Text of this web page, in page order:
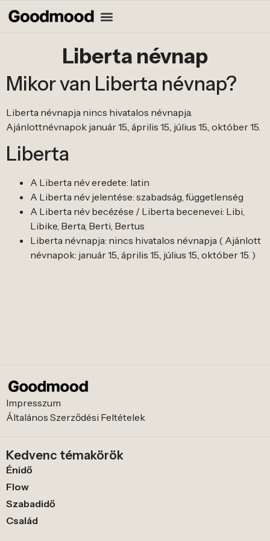
Liberta névnap
Mikor van Liberta névnap?
Liberta névnapja nincs hivatalos névnapja.
Ajánlottnévnapok január 15., április 15., július 15., október 15.
Liberta
A Liberta név eredete: latin
A Liberta név jelentése: szabadság, függetlenség
A Liberta név becézése / Liberta becenevei: Libi,
Libike, Berta, Berti, Bertus
Liberta névnapja: nincs hivatalos névnapja ( Ajánlott
névnapok: január 15., április 15., július 15., október 15. )
Impresszum
Általános Szerződési Feltételek
Kedvenc témakörök
Énidő
Flow
Szabadidő
Család